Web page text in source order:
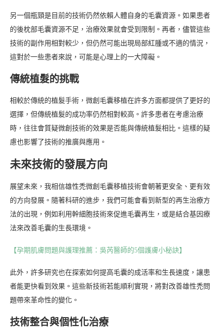
另一個瓶頸是目前的技術仍然依賴人體自身的毛囊資源。如果患者
的後枕部毛囊資源不足，治療效果就會受到限制。再者，儘管這些
技術的副作用相對較少，但仍然可能出現局部紅腫或不適的情況，
這對於一些患者來說，可能是心理上的一大障礙。
傳統植髮的挑戰
相較於傳統的植髮手術，微創毛囊移植在許多方面都提供了更好的
選擇，但傳統植髮的成功率仍然相對較高。許多患者在考慮治療
時，往往會質疑微創技術的效果是否能與傳統植髮相比。這樣的疑
慮也影響了技術的推廣與應用。
未來技術的發展方向
展望未來，我相信雄性禿微創毛囊移植技術會朝著更安全、更有效
的方向發展。隨著科研的進步，我們可能會看到新型的再生治療方
法的出現，例如利用幹細胞技術來促進毛囊再生，或是結合基因療
法來改善毛囊的生長環境。
【孕期肌膚問題與護理推薦：吳芮醫師的5個護膚小秘訣】
此外，許多研究也在探索如何提高毛囊的成活率和生長速度，讓患
者能更快看到效果。這些新技術若能順利實現，將對改善雄性禿問
題帶來革命性的變化。
技術整合與個性化治療